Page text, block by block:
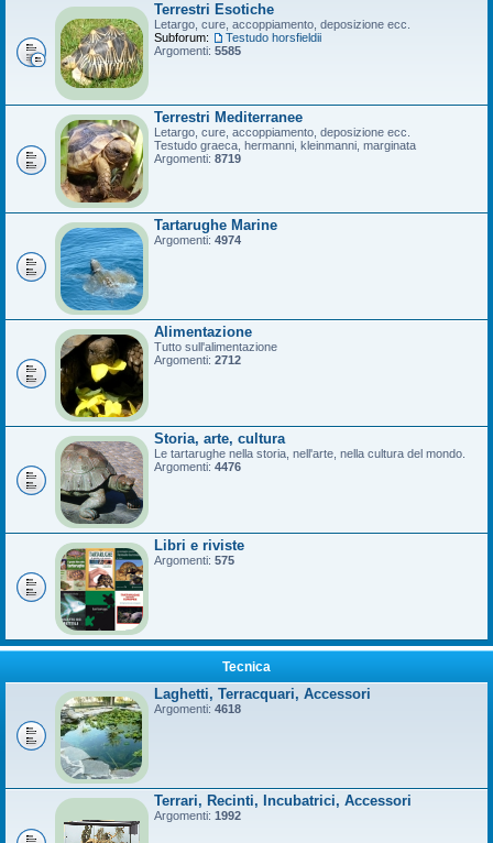
Terrestri Esotiche
Letargo, cure, accoppiamento, deposizione ecc.
Subforum:
Testudo horsfieldii
Argomenti: 5585
Terrestri Mediterranee
Letargo, cure, accoppiamento, deposizione ecc.
Testudo graeca, hermanni, kleinmanni, marginata
Argomenti: 8719
Tartarughe Marine
Argomenti: 4974
Alimentazione
Tutto sull'alimentazione
Argomenti: 2712
Storia, arte, cultura
Le tartarughe nella storia, nell'arte, nella cultura del mondo.
Argomenti: 4476
Libri e riviste
Argomenti: 575
Tecnica
Laghetti, Terracquari, Accessori
Argomenti: 4618
Terrari, Recinti, Incubatrici, Accessori
Argomenti: 1992